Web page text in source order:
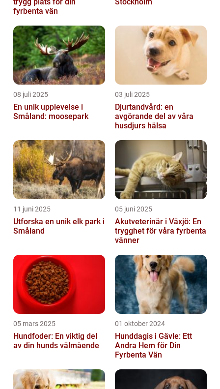
fyrbenta vän
08 juli 2025
En unik upplevelse i
Småland: moosepark
03 juli 2025
Djurtandvård: en
avgörande del av våra
husdjurs hälsa
11 juni 2025
Utforska en unik elk park i
Småland
05 juni 2025
Akutveterinär i Växjö: En
trygghet för våra fyrbenta
vänner
05 mars 2025
Hundfoder: En viktig del
av din hunds välmående
01 oktober 2024
Hunddagis i Gävle: Ett
Andra Hem för Din
Fyrbenta Vän